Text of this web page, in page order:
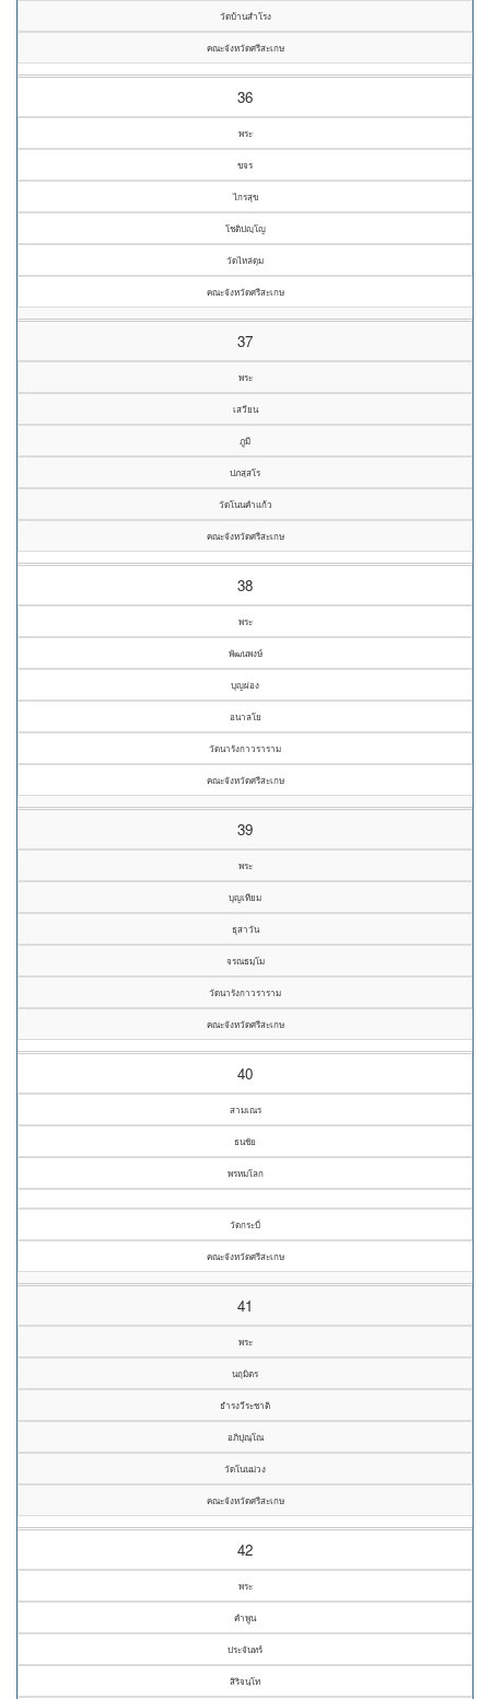
วัดบ้านสำโรง
คณะจังหวัดศรีสะเกษ
36
พระ
ขจร
ไกรสุข
โชติปญฺโญ
วัดไหล่ดุม
คณะจังหวัดศรีสะเกษ
37
พระ
เสวียน
ภูมี
ปภสฺสโร
วัดโนนคำแก้ว
คณะจังหวัดศรีสะเกษ
38
พระ
พัฒนพงษ์
บุญผ่อง
อนาลโย
วัดนารังกาวราราม
คณะจังหวัดศรีสะเกษ
39
พระ
บุญเทียม
ธุสาวัน
จรณธมฺโม
วัดนารังกาวราราม
คณะจังหวัดศรีสะเกษ
40
สามเณร
ธนชัย
พรหมโลก
วัดกระบี่
คณะจังหวัดศรีสะเกษ
41
พระ
นฤมิตร
ธำรงวีระชาติ
อภิปุณฺโณ
วัดโนนม่วง
คณะจังหวัดศรีสะเกษ
42
พระ
คำพูน
ประจันทร์
สิริจนฺโท